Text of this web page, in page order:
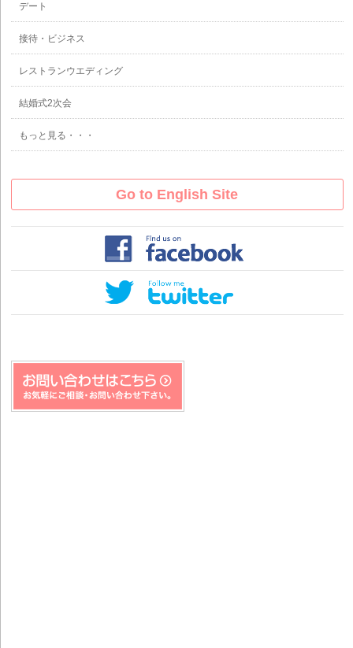
デート
接待・ビジネス
レストランウエディング
結婚式2次会
もっと見る・・・
Go to English Site